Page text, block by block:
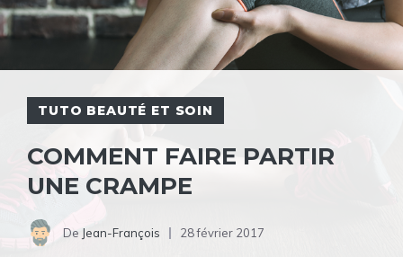
TUTO BEAUTÉ ET SOIN
COMMENT FAIRE PARTIR
UNE CRAMPE
De Jean-François 28 février 2017